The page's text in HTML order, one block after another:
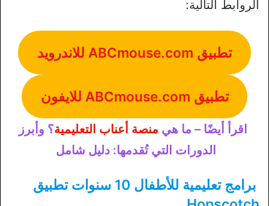
الروابط التالية:
تطبيق ABCmouse.com للاندرويد
تطبيق ABCmouse.com للايفون
اقرأ أيضًا – ما هي منصة أعناب التعليمية؟ وأبرز
الدورات التي تُقدمها: دليل شامل
برامج تعليمية للأطفال 10 سنوات تطبيق